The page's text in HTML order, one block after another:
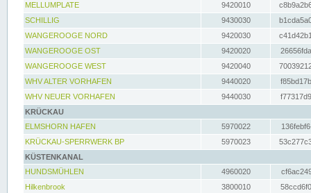
MELLUMPLATE
9420010
SCHILLIG
9430030
WANGEROOGE NORD
9420030
WANGEROOGE OST
9420020
WANGEROOGE WEST
9420040
WHV ALTER VORHAFEN
9440020
WHV NEUER VORHAFEN
9440030
KRÜCKAU
ELMSHORN HAFEN
5970022
KRÜCKAU-SPERRWERK BP
5970023
KÜSTENKANAL
HUNDSMÜHLEN
4960020
Hilkenbrook
3800010